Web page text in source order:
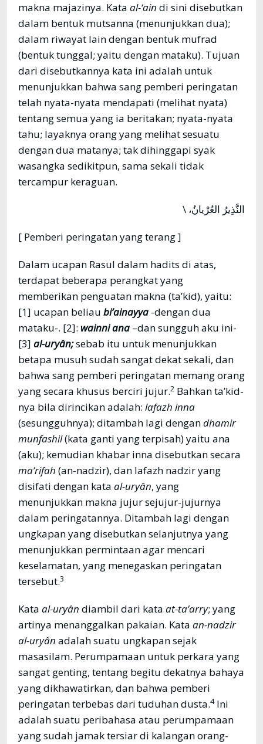
makna majazinya. Kata al-‘ain di sini disebutkan
dalam bentuk mutsanna (menunjukkan dua);
dalam riwayat lain dengan bentuk mufrad
(bentuk tunggal; yaitu dengan mataku). Tujuan
dari disebutkannya kata ini adalah untuk
menunjukkan bahwa sang pemberi peringatan
telah nyata-nyata mendapati (melihat nyata)
tentang semua yang ia beritakan; nyata-nyata
tahu; layaknya orang yang melihat sesuatu
dengan dua matanya; tak dihinggapi syak
wasangka sedikitpun, sama sekali tidak
tercampur keraguan.
النَّذِيرُ العُرْيانُ، \
[ Pemberi peringatan yang terang ]
Dalam ucapan Rasul dalam hadits di atas,
terdapat beberapa perangkat yang
memberikan penguatan makna (ta’kid), yaitu:
[1] ucapan beliau bi’ainayya -dengan dua
mataku-. [2]: wainni ana –dan sungguh aku ini-
[3] al-uryân;sebab itu untuk menunjukkan
betapa musuh sudah sangat dekat sekali, dan
bahwa sang pemberi peringatan memang orang
yang secara khusus berciri jujur.2 Bahkan ta’kid-
nya bila dirincikan adalah: lafazh inna
(sesungguhnya); ditambah lagi dengandhamir
munfashil(kata ganti yang terpisah) yaitu ana
(aku); kemudian khabar inna disebutkan secara
ma’rifah (an-nadzir), dan lafazh nadzir yang
disifati dengan kata al-uryân, yang
menunjukkan makna jujur sejujur-jujurnya
dalam peringatannya. Ditambah lagi dengan
ungkapan yang disebutkan selanjutnya yang
menunjukkan permintaan agar mencari
keselamatan, yang menegaskan peringatan
tersebut.3
Kata al-uryân diambil dari kata at-ta’arry; yang
artinya menanggalkan pakaian. Kata an-nadzir
al-uryân adalah suatu ungkapan sejak
masasilam. Perumpamaan untuk perkara yang
sangat genting, tentang begitu dekatnya bahaya
yang dikhawatirkan, dan bahwa pemberi
peringatan terbebas dari tuduhan dusta.4Ini
adalah suatu peribahasa atau perumpamaan
yang sudah jamak tersiar di kalangan orang-